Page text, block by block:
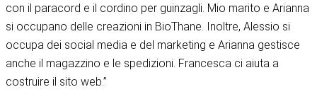
con il paracord e il cordino per guinzagli. Mio marito e Arianna
si occupano delle creazioni in BioThane. Inoltre, Alessio si
occupa dei social media e del marketing e Arianna gestisce
anche il magazzino e le spedizioni. Francesca ci aiuta a
costruire il sito web.”